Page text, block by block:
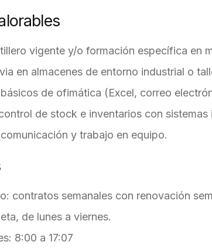
vigente y/o formación específica en
en almacenes de entorno industrial o
de ofimática (Excel, correo
de stock e inventarios con sistemas
y trabajo en equipo.
contratos semanales con renovación
de lunes a viernes.
8:00 a 17:07